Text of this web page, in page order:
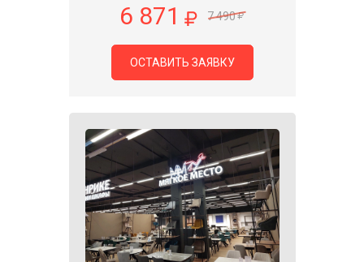
6 871 7 490
ОСТАВИТЬ ЗАЯВКУ